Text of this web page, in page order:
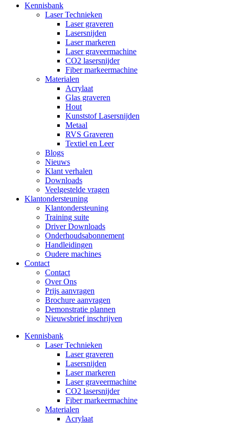
Kennisbank
Laser Technieken
Laser graveren
Lasersnijden
Laser markeren
Laser graveermachine
CO2 lasersnijder
Fiber markeermachine
Materialen
Acrylaat
Glas graveren
Hout
Kunststof Lasersnijden
Metaal
RVS Graveren
Textiel en Leer
Blogs
Nieuws
Klant verhalen
Downloads
Veelgestelde vragen
Klantondersteuning
Klantondersteuning
Training suite
Driver Downloads
Onderhoudsabonnement
Handleidingen
Oudere machines
Contact
Contact
Over Ons
Prijs aanvragen
Brochure aanvragen
Demonstratie plannen
Nieuwsbrief inschrijven
Kennisbank
Laser Technieken
Laser graveren
Lasersnijden
Laser markeren
Laser graveermachine
CO2 lasersnijder
Fiber markeermachine
Materialen
Acrylaat